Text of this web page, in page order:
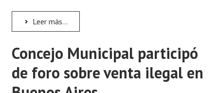
Leer más...
Concejo Municipal participó
de foro sobre venta ilegal en